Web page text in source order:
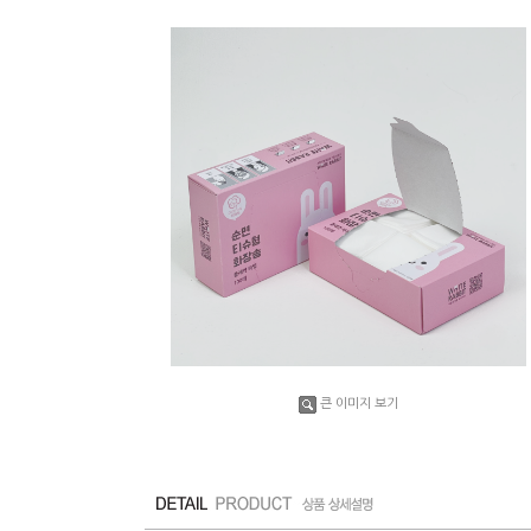
큰 이미지 보기